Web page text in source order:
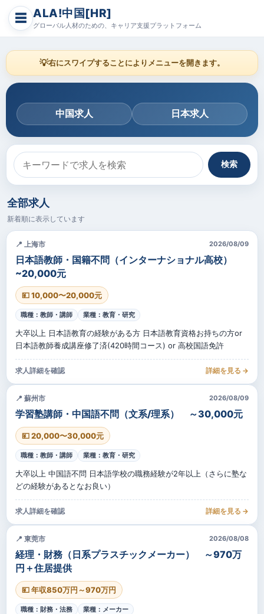
☰ ALA!中国[HR]
グローバル人材のための、キャリア支援プラットフォーム
💡右にスワイプすることによりメニューを開きます。
中国求人 日本求人
検索
全部求人
新着順に表示しています
📍 上海市 2026/08/09
日本語教師・国籍不問（インターナショナル高校）
~20,000元
💴 10,000〜20,000元
職種：教師・講師 業種：教育・研究
大卒以上 日本語教育の経験がある方 日本語教育資格お持ちの方or
日本語教師養成講座修了済(420時間コース) or 高校国語免許
求人詳細を確認 詳細を見る →
📍 蘇州市 2026/08/09
学習塾講師・中国語不問（文系/理系） ～30,000元
💴 20,000〜30,000元
職種：教師・講師 業種：教育・研究
大卒以上 中国語不問 日本語学校の職務経験が2年以上（さらに塾な
どの経験があるとなお良い）
求人詳細を確認 詳細を見る →
📍 東莞市 2026/08/08
経理・財務（日系プラスチックメーカー） ～970万
円＋住居提供
💴 年収850万円～970万円
職種：財務・法務 業種：メーカー